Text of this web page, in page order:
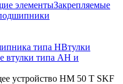
элементыЗакрепляемые
типа HВтулки
втулки типа AH и
устройство HM 50 T SKF